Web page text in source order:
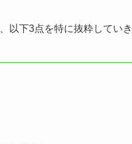
以下3点を特に抜粋していき